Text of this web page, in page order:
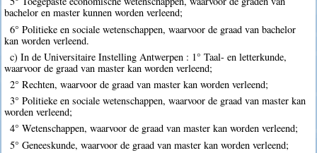
bachelor en master kunnen worden verleend;
6° Politieke en sociale wetenschappen, waarvoor de graad van bachelor
kan worden verleend.
c) In de Universitaire Instelling Antwerpen : 1° Taal- en letterkunde,
waarvoor de graad van master kan worden verleend;
2° Rechten, waarvoor de graad van master kan worden verleend;
3° Politieke en sociale wetenschappen, waarvoor de graad van master kan
worden verleend;
4° Wetenschappen, waarvoor de graad van master kan worden verleend;
5° Geneeskunde, waarvoor de graad van master kan worden verleend;